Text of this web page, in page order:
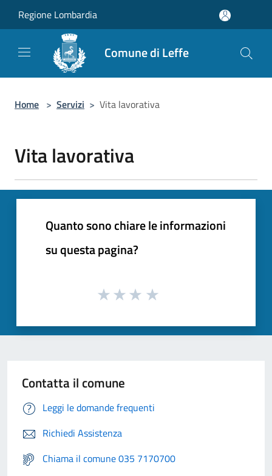
Regione Lombardia
Comune di Leffe
Home > Servizi > Vita lavorativa
Vita lavorativa
Quanto sono chiare le informazioni
su questa pagina?
Contatta il comune
Leggi le domande frequenti
Richiedi Assistenza
Chiama il comune 035 7170700